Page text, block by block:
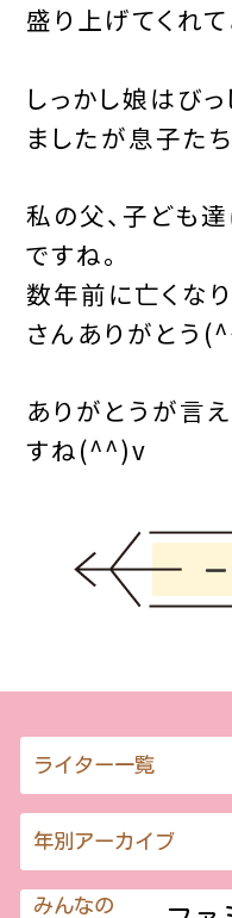
盛り上げてくれ
しっかし娘はび
ましたが息子た
私の父、子ども
ですね。
数年前に亡くな
さんありがとう
ありがとうが言
すね(^^)v
ライター一覧
年別アーカイブ
みんなの